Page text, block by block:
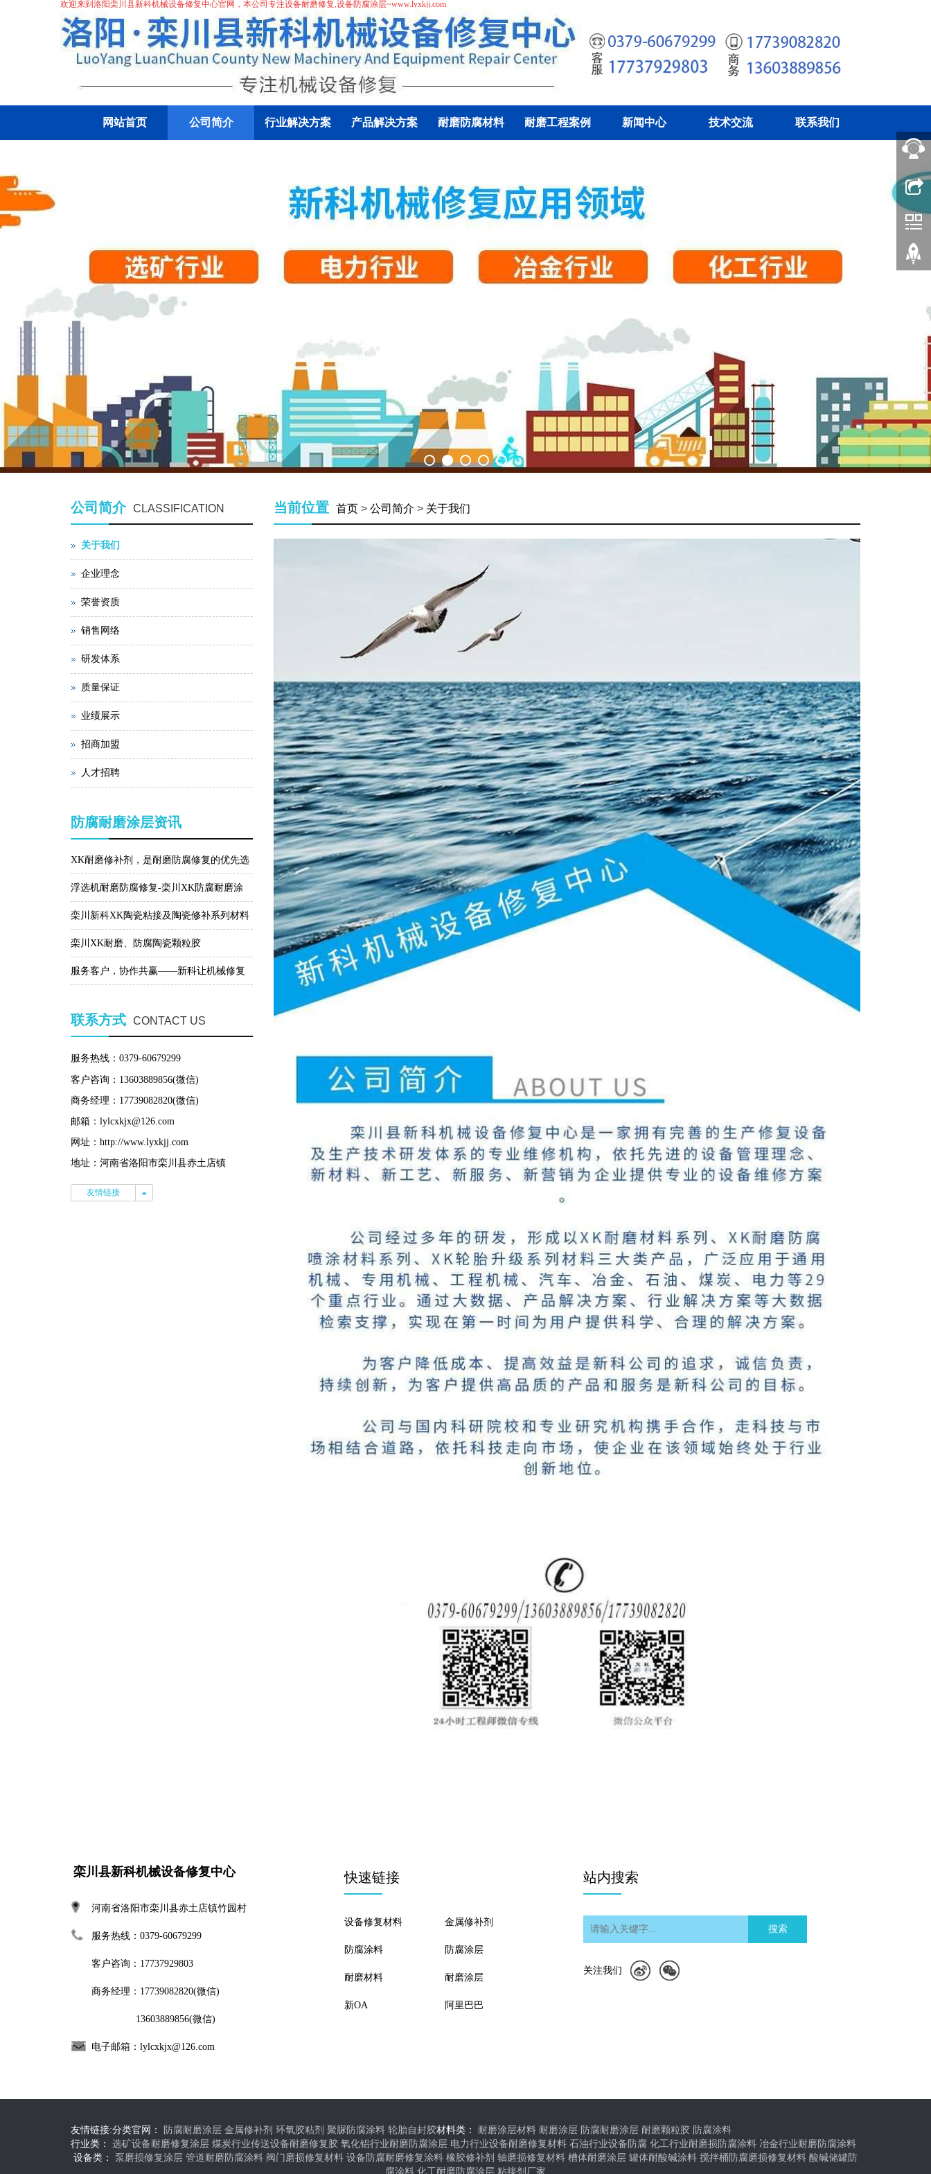
欢迎来到洛阳栾川县新科机械设备修复中心官网，本公司专注设备耐磨修复,设备防腐涂层~www.lyxkjj.com
网站首页 公司简介 行业解决方案 产品解决方案 耐磨防腐材料 耐磨工程案例 新闻中心 技术交流 联系我们
当前位置 首页> 公司简介 > 关于我们
公司简介 CLASSIFICATION
关于我们
企业理念
荣誉资质
销售网络
研发体系
质量保证
业绩展示
招商加盟
人才招聘
防腐耐磨涂层资讯
XK耐磨修补剂，是耐磨防腐修复的优先选
择！
浮选机耐磨防腐修复-栾川XK防腐耐磨涂
层材料
栾川新科XK陶瓷粘接及陶瓷修补系列材料
特点
栾川XK耐磨、防腐陶瓷颗粒胶
服务客户，协作共赢——新科让机械修复
联系方式 CONTACT US
服务热线：0379-60679299
客户咨询：13603889856(微信)
商务经理：17739082820(微信)
邮箱：lylcxkjx@126.com
网址：http://www.lyxkjj.com
地址：河南省洛阳市栾川县赤土店镇
友情链接 友情链接
栾川县新科机械设备修复中心
河南省洛阳市栾川县赤土店镇竹园村
服务热线：0379-60679299
客户咨询：17737929803
商务经理：17739082820(微信)
13603889856(微信)
电子邮箱： lylcxkjx@126.com
快速链接
设备修复材料 金属修补剂
防腐涂料 防腐涂层
耐磨材料 耐磨涂层
新OA 阿里巴巴
站内搜索
搜索
关注我们
友情链接:分类官网： 防腐耐磨涂层 金属修补剂 环氧胶粘剂 聚脲防腐涂料 轮胎自封胶材料类： 耐磨涂层材料 耐磨涂层 防腐耐磨涂层 耐磨颗粒胶 防腐涂料
行业类： 选矿设备耐磨修复涂层 煤炭行业传送设备耐磨修复胶 氧化铝行业耐磨防腐涂层 电力行业设备耐磨修复材料 石油行业设备防腐 化工行业耐磨损防腐涂料 冶金行业耐磨防腐涂料
设备类： 泵磨损修复涂层 管道耐磨防腐涂料 阀门磨损修复材料 设备防腐耐磨修复涂料 橡胶修补剂 轴磨损修复材料 槽体耐磨涂层 罐体耐酸碱涂料 搅拌桶防腐磨损修复材料 酸碱储罐防
腐涂料 化工耐磨防腐涂层 粘接剂厂家